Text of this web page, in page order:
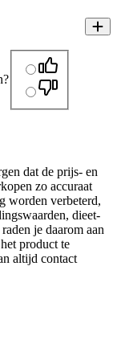
dat de prijs- en
zo accuraat
worden verbeterd,
dieet-
je daarom aan
product te
altijd contact